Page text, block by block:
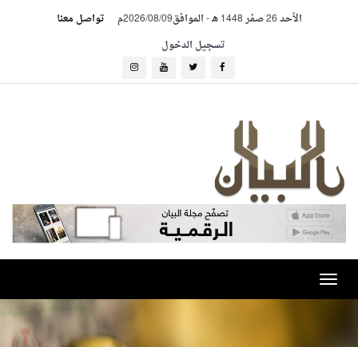
الأحد 26 صفر 1448 هـ -الموافق2026/08/09م
تواصل معنا
تسجيل الدخول
Toggle
navigation